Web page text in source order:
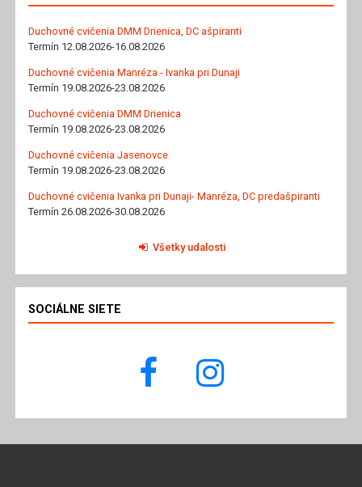
Duchovné cvičenia DMM Drienica, DC ašpiranti
Termín 12.08.2026-16.08.2026
Duchovné cvičenia Manréza - Ivanka pri Dunaji
Termín 19.08.2026-23.08.2026
Duchovné cvičenia DMM Drienica
Termín 19.08.2026-23.08.2026
Duchovné cvičenia Jasenovce
Termín 19.08.2026-23.08.2026
Duchovné cvičenia Ivanka pri Dunaji- Manréza, DC predašpiranti
Termín 26.08.2026-30.08.2026
Všetky udalosti
SOCIÁLNE SIETE